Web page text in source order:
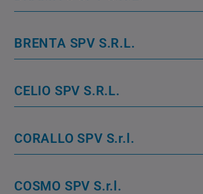
BRENTA SPV S.R.L.
CELIO SPV S.R.L.
CORALLO SPV S.r.l.
COSMO SPV S.r.l.